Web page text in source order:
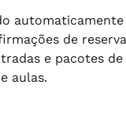
de
e pacotes
aulas.